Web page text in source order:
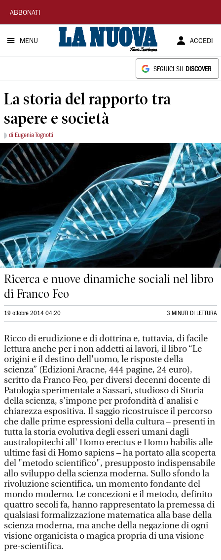
La
Nuova
Sardegna
ABBONATI
MENU ACCEDI
SEGUICI SU DISCOVER
La storia del rapporto tra
sapere e società
di Eugenia Tognotti
Ricerca e nuove dinamiche sociali nel libro
di Franco Feo
19 ottobre 2014 04:20 3 MINUTI DI LETTURA
Ricco di erudizione e di dottrina e, tuttavia, di facile
lettura anche per i non addetti ai lavori, il libro “Le
origini e il destino dell'uomo, le risposte della
scienza” (Edizioni Aracne, 444 pagine, 24 euro),
scritto da Franco Feo, per diversi decenni docente di
Patologia sperimentale a Sassari, studioso di Storia
della scienza, s'impone per profondità d'analisi e
chiarezza espositiva. Il saggio ricostruisce il percorso
che dalle prime espressioni della cultura – presenti in
tutta la storia evolutiva degli esseri umani dagli
australopitechi all' Homo erectus e Homo habilis alle
ultime fasi di Homo sapiens – ha portato alla scoperta
del "metodo scientifico", presupposto indispensabile
allo sviluppo della scienza moderna. Sullo sfondo la
rivoluzione scientifica, un momento fondante del
mondo moderno. Le concezioni e il metodo, definito
quattro secoli fa, hanno rappresentato la premessa di
qualsiasi formalizzazione matematica alla base della
scienza moderna, ma anche della negazione di ogni
visione organicista o magica propria di una visione
pre-scientifica.